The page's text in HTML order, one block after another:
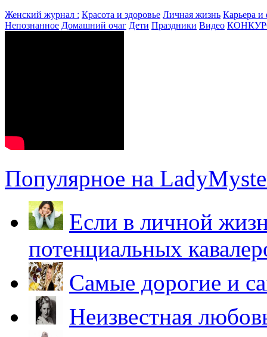
Женский журнал : Красота и здоровье Личная жизнь Карьера
Непознанное Домашний очаг Дети Праздники Видео
Популярное на
Если в личной
потенциальных
Самые дорогие и
Неизвестная